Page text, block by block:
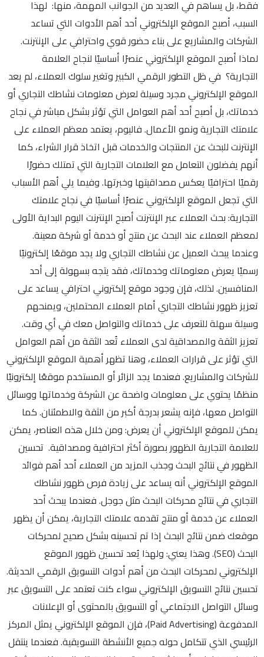
فقط، بل يساهم في العديد من الجوانب المهمة، منها: لهذا
السبب، أصبح الموقع الإلكتروني أحد أهم الأدوات التي تساعد
الشركات والمشاريع على بناء حضور قوي واحترافي على الإنترنت.
لماذا أصبح الموقع الإلكتروني عنصرًا أساسيًا لنجاح العلامة
التجارية؟ في ظل التطور الرقمي الكبير وتغير سلوك العملاء، لم يعد
الموقع الإلكتروني مجرد وسيلة لعرض معلومات نشاطك التجاري أو
خدماتك، بل أصبح أحد أهم العوامل التي تؤثر بشكل مباشر في نجاح
علامتك التجارية ونمو الأعمال. فاليوم، يعتمد معظم العملاء على
الإنترنت للبحث عن المنتجات والخدمات قبل اتخاذ قرار الشراء، كما
أنهم يفضلون التعامل مع العلامات التجارية التي تمتلك حضورًا
رقميًا احترافيًا يعكس مصداقيتها وخبرتها. وفيما يلي أهم الأسباب
التي تجعل الموقع الإلكتروني عنصرًا أساسيًا في نجاح علامتك
التجارية: بحث العملاء عبر الإنترنت أصبح الإنترنت اليوم البداية الأولى
لمعظم العملاء عند البحث عن منتج أو خدمة أو شركة معينة.
وعندما يبحث العميل عن نشاطك التجاري ولا يجد موقعًا إلكترونيًا
رسميًا يعرض معلوماتك وخدماتك، فقد يتجه بسهولة إلى أحد
المنافسين. لذلك، فإن وجود موقع إلكتروني احترافي يساعد على
تعزيز ظهور نشاطك التجاري أمام العملاء المحتملين، ويمنحهم
وسيلة سهلة للتعرف على خدماتك والتواصل معك في أي وقت.
تعزيز الثقة والمصداقية لدى العملاء تُعد الثقة من أهم العوامل
التي تؤثر على قرارات العملاء، وهنا تظهر أهمية الموقع الإلكتروني
للشركات والمشاريع. فعندما يجد الزائر أو المستخدم موقعًا إلكترونيًا
منظمًا يحتوي على معلومات واضحة عن الشركة وخدماتها ووسائل
التواصل معها، فإنه يشعر بدرجة أكبر من الثقة والاطمئنان. كما
يمكن للموقع الإلكتروني أن يعرض: ومن خلال هذه العناصر، يمكن
للعلامة التجارية الظهور بصورة أكثر احترافية ومصداقية. تحسين
الظهور في نتائج البحث وجذب المزيد من العملاء أحد أهم فوائد
الموقع الإلكتروني أنه يساعد على زيادة فرص ظهور نشاطك
التجاري في نتائج محركات البحث مثل جوجل. فعندما يبحث أحد
العملاء عن خدمة أو منتج تقدمه علامتك التجارية، يمكن أن يظهر
موقعك ضمن نتائج البحث إذا تم تحسينه بشكل صحيح لمحركات
البحث (SEO). وهذا يعني: ولهذا يُعد تحسين ظهور الموقع
الإلكتروني لمحركات البحث من أهم أدوات التسويق الرقمي الحديثة.
تحسين نتائج التسويق الإلكتروني سواء كنت تعتمد على التسويق عبر
وسائل التواصل الاجتماعي أو التسويق بالمحتوى أو الإعلانات
المدفوعة (Paid Advertising)، فإن الموقع الإلكتروني يمثل المركز
الرئيسي الذي تتكامل حوله جميع الأنشطة التسويقية. فعندما ينتقل